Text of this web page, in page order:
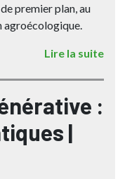
premier plan, au
Lire la suite
:
|